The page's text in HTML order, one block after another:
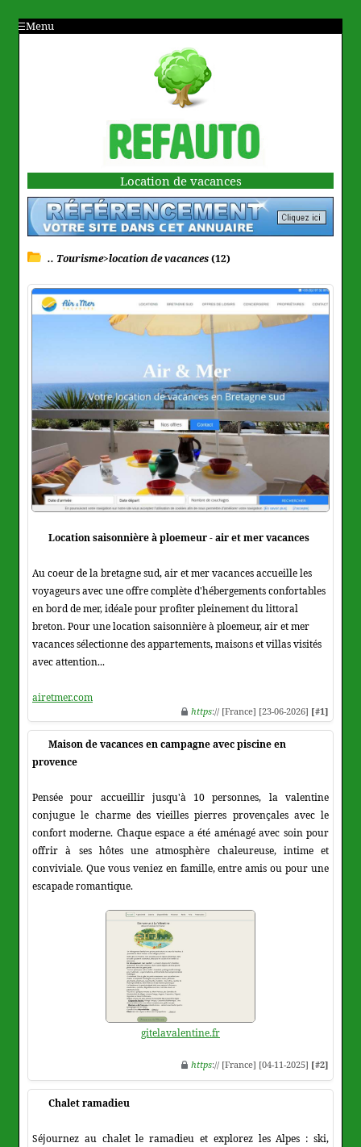
Menu
Location de vacances
.. Tourisme>location de vacances(12)
Location saisonnière à ploemeur - air et mer vacances
Au coeur de la bretagne sud, air et mer vacances accueille les
voyageurs avec une offre complète d'hébergements confortables
en bord de mer, idéale pour profiter pleinement du littoral
breton. Pour une location saisonnière à ploemeur, air et mer
vacances sélectionne des appartements, maisons et villas visités
avec attention...
airetmer.com
https:// [France] [23-06-2026] [#1]
Maison de vacances en campagne avec piscine en
provence
Pensée pour accueillir jusqu'à 10 personnes, la valentine
conjugue le charme des vieilles pierres provençales avec le
confort moderne. Chaque espace a été aménagé avec soin pour
offrir à ses hôtes une atmosphère chaleureuse, intime et
conviviale. Que vous veniez en famille, entre amis ou pour une
escapade romantique.
gitelavalentine.fr
https:// [France] [04-11-2025] [#2]
Chalet ramadieu
Séjournez au chalet le ramadieu et explorez les Alpes : ski,